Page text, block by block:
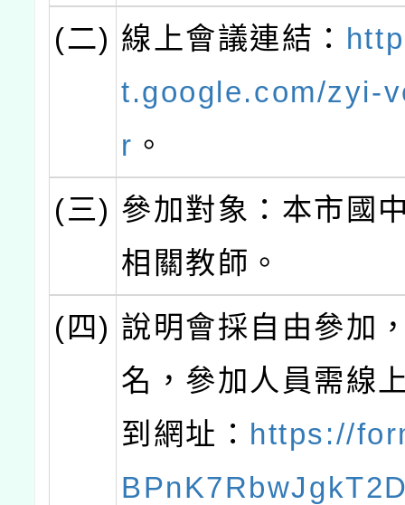
(二) 線上會議連結：
t.google.com/zyi-
r 。
(三) 參加對象：本市國
相關教師。
(四) 說明會採自由參加
名，參加人員需線
到網址： https://